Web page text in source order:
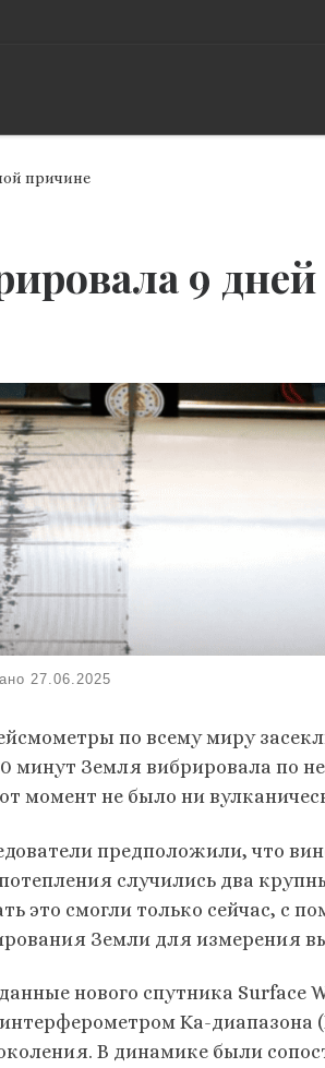
причине
9
27.06.2025
по всему миру
минут Земля вибрировала по
момент не было ни
предположили, что
случились два
это смогли только сейчас, с
Земли для измерения
нового спутника Surface
Ka-диапазона
В динамике были